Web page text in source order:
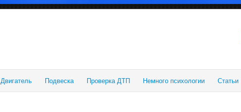
Двигатель Подвеска Проверка ДТП Немного психологии Статьи